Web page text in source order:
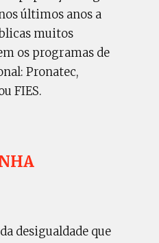
últimos anos a
muitos
os programas de
Pronatec,
FIES.
desigualdade que